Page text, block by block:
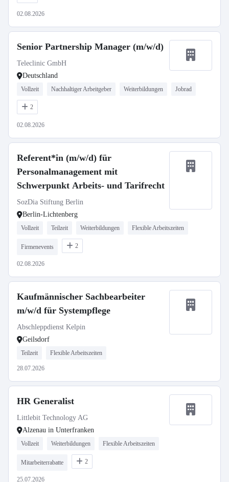
02.08.2026
Senior Partnership Manager (m/w/d)
Teleclinic GmbH
Deutschland
Vollzeit Nachhaltiger Arbeitgeber Weiterbildungen Jobrad
2
02.08.2026
Referent*in (m/w/d) für
Personalmanagement mit
Schwerpunkt Arbeits- und Tarifrecht
SozDia Stiftung Berlin
Berlin-Lichtenberg
Vollzeit Teilzeit Weiterbildungen Flexible Arbeitszeiten
Firmenevents 2
02.08.2026
Kaufmännischer Sachbearbeiter
m/w/d für Systempflege
Abschleppdienst Kelpin
Geilsdorf
Teilzeit Flexible Arbeitszeiten
28.07.2026
HR Generalist
Littlebit Technology AG
Alzenau in Unterfranken
Vollzeit Weiterbildungen Flexible Arbeitszeiten
Mitarbeiterrabatte 2
25.07.2026